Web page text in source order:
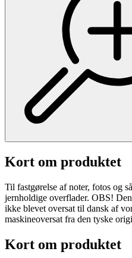
Kort om produktet
Til fastgørelse af noter, fotos og
jernholdige overflader. OBS!
ikke blevet oversat til dansk af
maskineoversat fra den tyske
Kort om produktet